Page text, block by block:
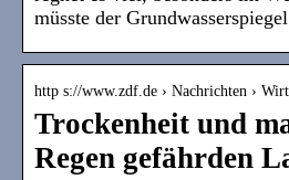
müsste der
http s://www.zdf.de › Nachrichten ›
Trockenheit und
Regen gefährden